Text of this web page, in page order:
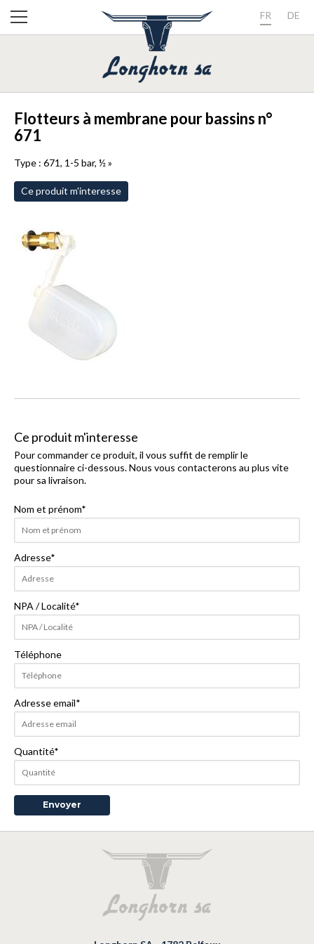
FR DE
Flotteurs à membrane pour bassins n°
671
Type : 671, 1-5 bar, ½ »
Ce produit m'interesse
Ce produit m'interesse
Pour commander ce produit, il vous suffit de remplir le
questionnaire ci-dessous. Nous vous contacterons au plus vite
pour sa livraison.
Nom et prénom*
Adresse*
NPA / Localité*
Téléphone
Adresse email*
Quantité*